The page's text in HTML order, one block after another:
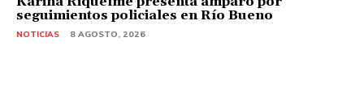
seguimientos policiales en Río Bueno
NOTICIAS 8 AGOSTO, 2026